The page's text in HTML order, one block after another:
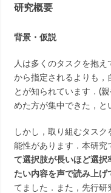
研究概要
背景・仮説
人は多くのタスクを抱
から指定されるよりも，
とが知られています．(
めた方が集中できた，と
しかし，取り組むタス
能性があります．本研究
て選択肢が長いほど選択
たい内容を声で読み上げ
てました．また，先行